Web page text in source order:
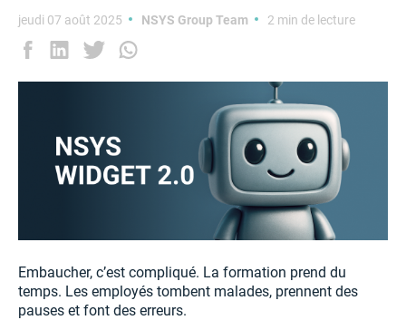
jeudi 07 août 2025 NSYS Group Team 2 min de lecture
Embaucher, c’est compliqué. La formation prend du
temps. Les employés tombent malades, prennent des
pauses et font des erreurs.